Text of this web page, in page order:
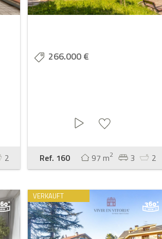
2
266.000 €
Ref. 160 97 m2 3 2
VERKAUFT